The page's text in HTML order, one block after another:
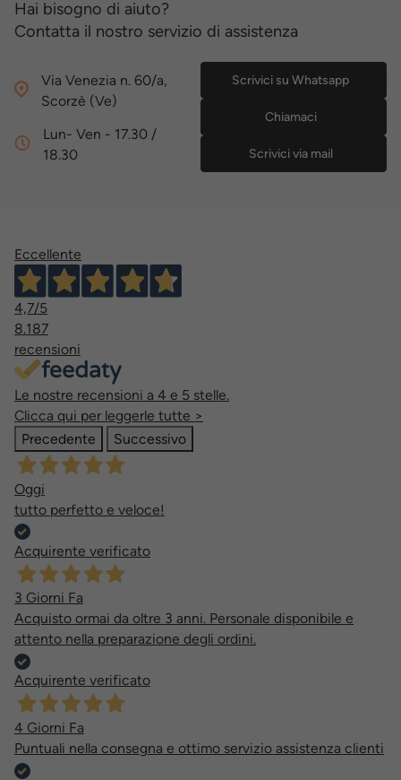
Hai bisogno di aiuto?
Contatta il nostro servizio di assistenza
Via Venezia n. 60/a,
Scorzè (Ve)
Lun- Ven - 17.30 /
18.30
Scrivici su Whatsapp
Chiamaci
Scrivici via mail
Eccellente
4,7/5
8.187
recensioni
Le nostre recensioni a 4 e 5 stelle.
Clicca qui per leggerle tutte >
Precedente
Successivo
Oggi
tutto perfetto e veloce!
Acquirente verificato
3 Giorni Fa
Acquisto ormai da oltre 3 anni. Personale disponibile e
attento nella preparazione degli ordini.
Acquirente verificato
4 Giorni Fa
Puntuali nella consegna e ottimo servizio assistenza clienti